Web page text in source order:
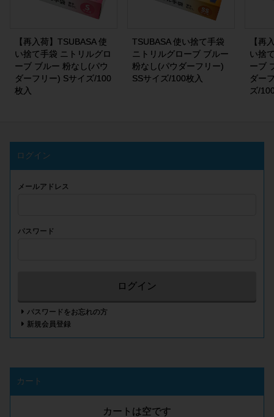
【再入荷】TSUBASA 使
い捨て手袋 ニトリルグロ
ーブ ブルー 粉なし(パウ
ダーフリー) Sサイズ/100
枚入
TSUBASA 使い捨て手袋
ニトリルグローブ ブルー
粉なし(パウダーフリー)
SSサイズ/100枚入
【再
い捨
ーブ
ダー
ズ/
ログイン
メールアドレス
パスワード
ログイン
パスワードをお忘れの方
新規会員登録
カート
カートは空です